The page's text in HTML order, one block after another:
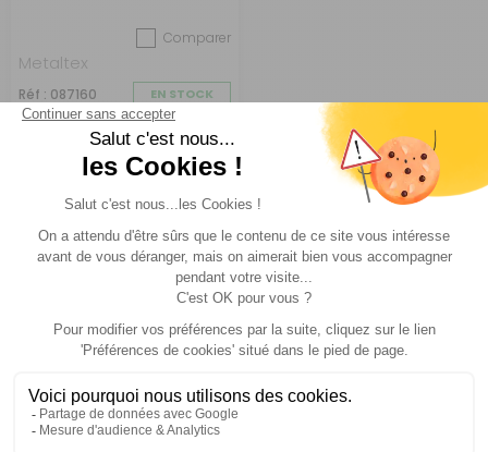
Comparer
Metaltex
Réf : 087160 EN STOCK
19,90 €
Livraison Paiements
Avantages